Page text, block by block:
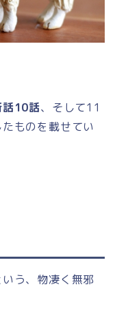
話10話、そして11
ものを載せてい
う、物凄く無邪